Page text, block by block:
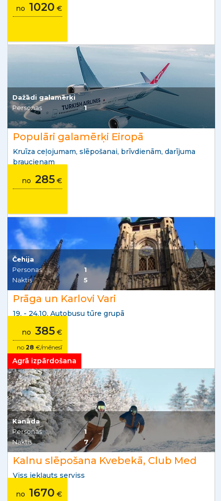
no 1020 €
Dažādi galamērķi
Personas
1
Populāri galamērķi Eiropā
Kruīza ceļojumam, slēpošanai, brīvdienām, darījuma
braucienam
no 285 €
Čehija
Personas
1
Naktis
5
Prāga un Karlovi Vari
19. - 24.10. Autobusu tūre grupā
no 385 €
no 28 €/mēnesī
Agrā izpārdošana
Kanāda
Personas
1
Naktis
7
Kalnu slēpošana Kvebekā, Club Med
Viss iekļauts serviss
no 1670 €